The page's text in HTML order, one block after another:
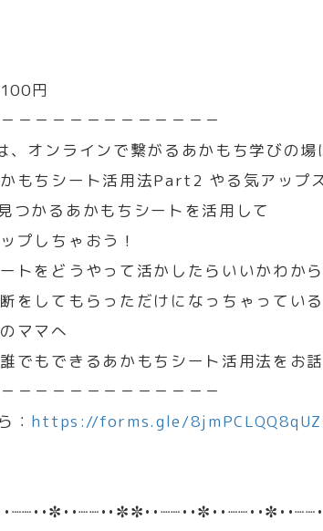
円
－－－－－－－－－－－－
、オンラインで繋がるあかもち学びの
もちシート活用法Part2 やる気アップ
つかるあかもちシートを活用して
プしちゃおう！
トをどうやって活かしたらいいかわか
をしてもらっただけになっちゃっている
ママへ
でもできるあかもちシート活用法をお
－－－－－－－－－－－－
： https://forms.gle/